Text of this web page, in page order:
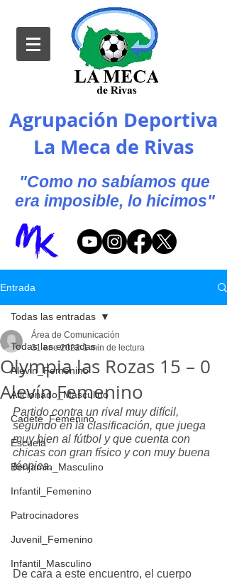
Agrupación Deportiva
La Meca de Rivas
"Como no sabíamos que
era imposible, lo hicimos"
Entrada
Todas las entradas
Alevin_Femenino
Aficionado_Masculino
Cadete_Femenino
Escuela
Benjamin_Masculino
Infantil_Femenino
Patrocinadores
Juvenil_Femenino
Infantil_Masculino
Todas las entradas
Olympia las Rozas 15 – 0
Alevín Femenino
Área de Comunicación
31 ene 2022 1 min de lectura
Partido contra un rival muy difícil,
segundo en la clasificación, que juega
muy bien al fútbol y que cuenta con
chicas con gran físico y con muy buena
técnica.
De cara a este encuentro, el cuerpo